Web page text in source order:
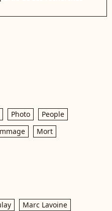
Photo
People
Mort
Marc Lavoine